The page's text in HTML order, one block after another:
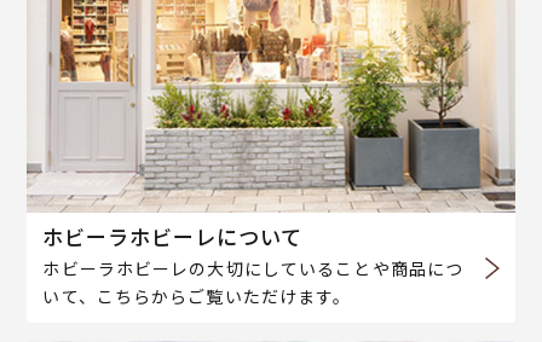
ホビーラホビーレについて
ホビーラホビーレの大切にしていることや商品につ
いて、こちらからご覧いただけます。